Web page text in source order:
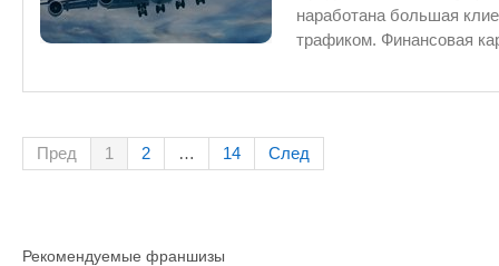
наработана большая
трафиком. Финансовая картина Цена: 2 000 000 руб. Выручка/мес.: 2 700 000 руб. Прибыль/
рублей Аренда - 13.500
системы на сайте -
10 заказов Прибыль
Пред 1 2 … 14 След
Рекомендуемые франшизы